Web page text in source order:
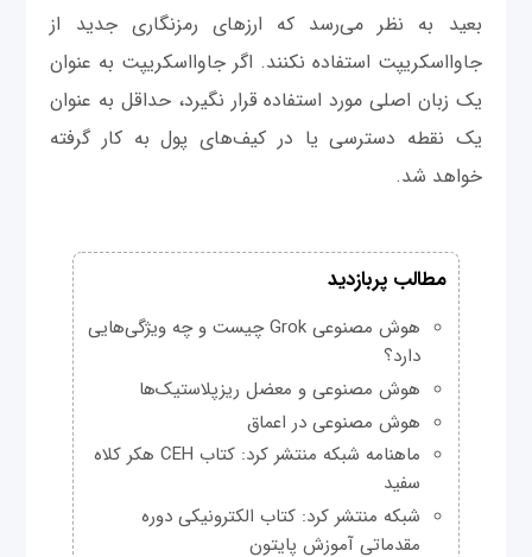
بعید به نظر می‌رسد که ارزهای رمزنگاری جدید از
جاوااسکریپت استفاده نکنند. اگر جاوااسکریپت به عنوان
یک زبان اصلی مورد استفاده قرار نگیرد، حداقل به عنوان
یک نقطه دسترسی یا در کیف‌های پول به کار گرفته
خواهد شد.
مطالب پربازدید
هوش مصنوعی Grok چیست و چه ویژگی‌هایی
دارد؟
هوش مصنوعی و معضل ریزپلاستیک‌ها
هوش مصنوعی در اعماق
ماهنامه شبکه منتشر کرد: کتاب CEH هکر کلاه
سفید
شبکه منتشر کرد: کتاب الکترونیکی دوره
مقدماتی آموزش پایتون